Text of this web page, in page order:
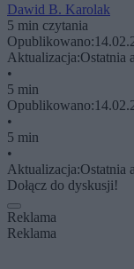
Dawid B. Karolak
5 min czytania
Opublikowano:
Aktualizacja:Ostatnia
•
5 min
Opublikowano:
•
5 min
•
Aktualizacja:Ostatnia
Dołącz do dyskusji!
Reklama
Reklama